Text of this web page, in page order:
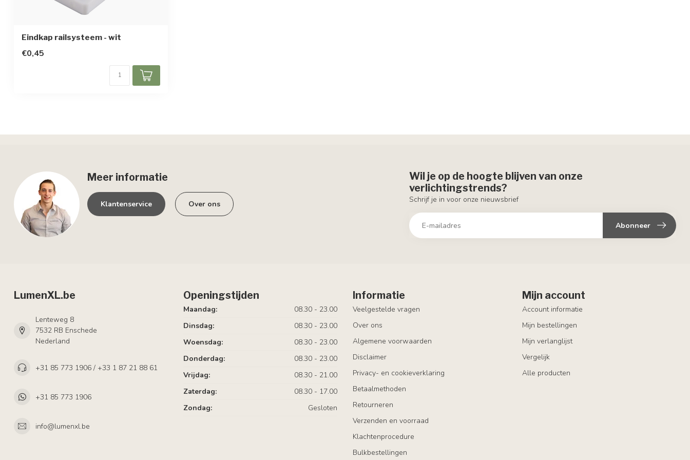
Eindkap railsysteem - wit
€0,45
Meer informatie
Klantenservice Over ons
Wil je op de hoogte blijven van onze
verlichtingstrends?
Schrijf je in voor onze nieuwsbrief
Abonneer
LumenXL.be
Lenteweg 8
7532 RB Enschede
Nederland
+31 85 773 1906 / +33 1 87 21 88 61
+31 85 773 1906
info@lumenxl.be
Openingstijden
Maandag:
08.30 - 23.00
Dinsdag:
08.30 - 23.00
Woensdag:
08.30 - 23.00
Donderdag:
08.30 - 23.00
Vrijdag:
08.30 - 21.00
Zaterdag:
08.30 - 17.00
Zondag:
Gesloten
Informatie
Veelgestelde vragen
Over ons
Algemene voorwaarden
Disclaimer
Privacy- en cookieverklaring
Betaalmethoden
Retourneren
Verzenden en voorraad
Klachtenprocedure
Bulkbestellingen
Mijn account
Account informatie
Mijn bestellingen
Mijn verlanglijst
Vergelijk
Alle producten